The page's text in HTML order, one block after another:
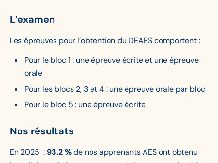
L’examen
Les épreuves pour l’obtention du DEAES comportent :
Pour le bloc 1 : une épreuve écrite et une épreuve
orale
Pour les blocs 2, 3 et 4 : une épreuve orale par bloc
Pour le bloc 5 : une épreuve écrite
Nos résultats
En 2025 : 93.2 %de nos apprenants AES ont obtenu